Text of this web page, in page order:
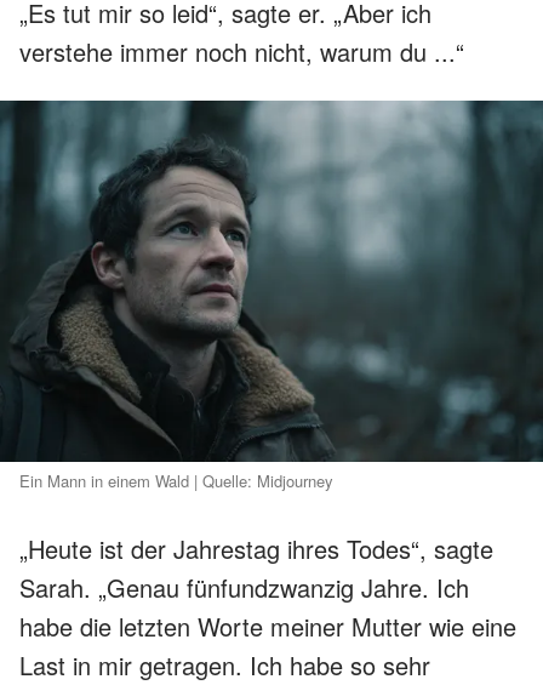
„Es tut mir so leid“, sagte er. „Aber ich
verstehe immer noch nicht, warum du ...“
Ein Mann in einem Wald | Quelle: Midjourney
„Heute ist der Jahrestag ihres Todes“, sagte
Sarah. „Genau fünfundzwanzig Jahre. Ich
habe die letzten Worte meiner Mutter wie eine
Last in mir getragen. Ich habe so sehr